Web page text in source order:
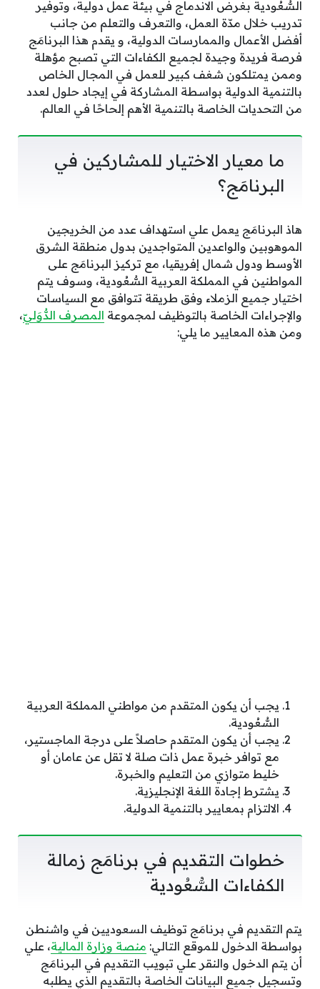
السُّعُودية بغرض الاندماج في بيئة عمل دولية، وتوفير
تدريب خلال مدّة العمل، والتعرف والتعلم من جانب
أفضل الأعمال والممارسات الدولية، و يقدم هذا البرنامَج
فرصة فريدة وجيدة لجميع الكفاءات التي تصبح مؤهلة
وممن يمتلكون شغف كبير للعمل في المجال الخاص
بالتنمية الدولية بواسطة المشاركة في إيجاد حلول لعدد
من التحديات الخاصة بالتنمية الأهم إلحاحًا في العالم.
ما معيار الاختيار للمشاركين في
البرنامَج؟
هاذ البرنامَج يعمل علي استهداف عدد من الخريجين
الموهوبين والواعدين المتواجدين بدول منطقة الشرق
الأوسط ودول شمال إفريقيا، مع تركيز البرنامَج على
المواطنين في المملكة العربية السُّعُودية، وسوف يتم
اختيار جميع الزملاء وفق طريقة تتوافق مع السياسات
والإجراءات الخاصة بالتوظيف لمجموعة المصرف الدُّوَليّ،
ومن هذه المعايير ما يلي:
يجب أن يكون المتقدم من مواطني المملكة العربية
السُّعُودية.
يجب أن يكون المتقدم حاصلاً على درجة الماجستير،
مع توافر خبرة عمل ذات صلة لا تقل عن عامان أو
خليط متوازي من التعليم والخبرة.
يشترط إجادة اللغة الإنجليزية.
الالتزام بمعايير بالتنمية الدولية.
خطوات التقديم في برنامَج زمالة
الكفاءات السُّعُودية
يتم التقديم في برنامَج توظيف السعوديين في واشنطن
بواسطة الدخول للموقع التالي: منصة وزارة المالية، علي
أن يتم الدخول والنقر علي تبويب التقديم في البرنامَج
وتسجيل جميع البيانات الخاصة بالتقديم الذي يطلبه